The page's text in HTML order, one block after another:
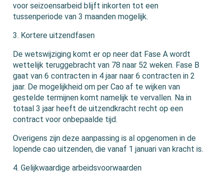
voor seizoensarbeid blijft inkorten tot een
tussenperiode van 3 maanden mogelijk.
3. Kortere uitzendfasen
De wetswijziging komt er op neer dat Fase A wordt
wettelijk teruggebracht van 78 naar 52 weken. Fase B
gaat van 6 contracten in 4 jaar naar 6 contracten in 2
jaar. De mogelijkheid om per Cao af te wijken van
gestelde termijnen komt namelijk te vervallen. Na in
totaal 3 jaar heeft de uitzendkracht recht op een
contract voor onbepaalde tijd.
Overigens zijn deze aanpassing is al opgenomen in de
lopende cao uitzenden, die vanaf 1 januari van kracht is.
4. Gelijkwaardige arbeidsvoorwaarden